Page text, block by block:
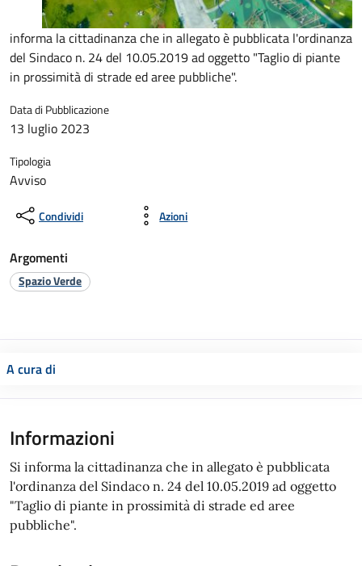
informa la cittadinanza che in allegato è pubblicata l'ordinanza
del Sindaco n. 24 del 10.05.2019 ad oggetto "Taglio di piante
in prossimità di strade ed aree pubbliche".
Data di Pubblicazione
13 luglio 2023
Tipologia
Avviso
Condividi Azioni
Argomenti
Spazio Verde
A cura di
Informazioni
Si informa la cittadinanza che in allegato è pubblicata
l'ordinanza del Sindaco n. 24 del 10.05.2019 ad oggetto
"Taglio di piante in prossimità di strade ed aree
pubbliche".